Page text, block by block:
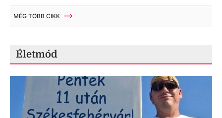
MÉG TÖBB CIKK
Életmód